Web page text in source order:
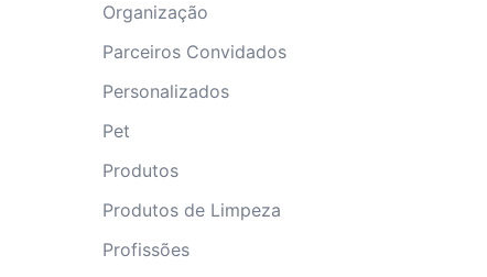
Organização
Parceiros Convidados
Personalizados
Pet
Produtos
Produtos de Limpeza
Profissões